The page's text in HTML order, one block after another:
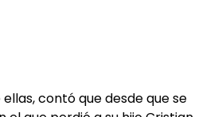
contó que desde que se